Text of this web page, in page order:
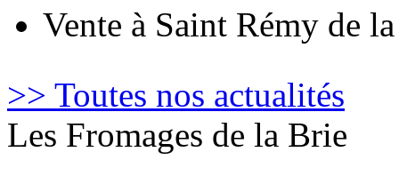
Vente à Saint Rémy de
>> Toutes nos actualités
Les Fromages de la Brie